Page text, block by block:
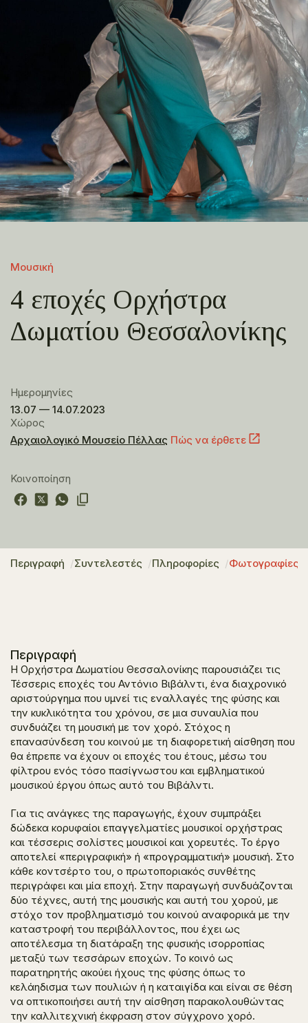
Μουσική
4 εποχές Ορχήστρα
Δωματίου Θεσσαλονίκης
Ημερομηνίες
13.07 — 14.07.2023
Χώρος
Αρχαιολογικό Μουσείο Πέλλας Πώς να έρθετε
Κοινοποίηση
Περιγραφή Συντελεστές Πληροφορίες Φωτογραφίες
Περιγραφή
Η Ορχήστρα Δωματίου Θεσσαλονίκης παρουσιάζει τις
Τέσσερις εποχές του Αντόνιο Βιβάλντι, ένα διαχρονικό
αριστούργημα που υμνεί τις εναλλαγές της φύσης και
την κυκλικότητα του χρόνου, σε μια συναυλία που
συνδυάζει τη μουσική με τον χορό. Στόχος η
επανασύνδεση του κοινού με τη διαφορετική αίσθηση που
θα έπρεπε να έχουν οι εποχές του έτους, μέσω του
φίλτρου ενός τόσο πασίγνωστου και εμβληματικού
μουσικού έργου όπως αυτό του Βιβάλντι.
Για τις ανάγκες της παραγωγής, έχουν συμπράξει
δώδεκα κορυφαίοι επαγγελματίες μουσικοί ορχήστρας
και τέσσερις σολίστες μουσικοί και χορευτές. Το έργο
αποτελεί «περιγραφική» ή «προγραμματική» μουσική. Στο
κάθε κοντσέρτο του, ο πρωτοποριακός συνθέτης
περιγράφει και μία εποχή. Στην παραγωγή συνδυάζονται
δύο τέχνες, αυτή της μουσικής και αυτή του χορού, με
στόχο τον προβληματισμό του κοινού αναφορικά με την
καταστροφή του περιβάλλοντος, που έχει ως
αποτέλεσμα τη διατάραξη της φυσικής ισορροπίας
μεταξύ των τεσσάρων εποχών. Το κοινό ως
παρατηρητής ακούει ήχους της φύσης όπως το
κελάηδισμα των πουλιών ή η καταιγίδα και είναι σε θέση
να οπτικοποιήσει αυτή την αίσθηση παρακολουθώντας
την καλλιτεχνική έκφραση στον σύγχρονο χορό.